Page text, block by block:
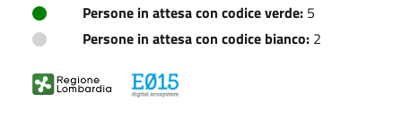
Persone in attesa con codice verde: 5
Persone in attesa con codice bianco: 2